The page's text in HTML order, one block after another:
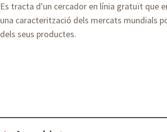
Es tracta d'un cercador en línia gratuït
una caracterització dels mercats mundials
dels seus productes.